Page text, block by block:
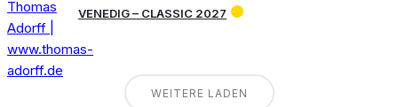
VENEDIG – CLASSIC 2027
WEITERE LADEN